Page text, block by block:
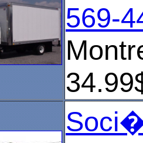
569-